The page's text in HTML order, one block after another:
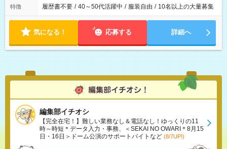
特徴 履歴書不要 / 40～50代活躍中 / 服装自由 / 10名以上の大量募集
気になる！ 応募する 詳細へ
編集部イチオシ
【完全在宅！】難しい業務なし＆電話なし！ゆっくりの11
時～時短＊データ入力・事務、＜SEKAI NO OWARI＊8月15
日・16日＞ドーム公演のサポートバイトなど (8/7UP!)